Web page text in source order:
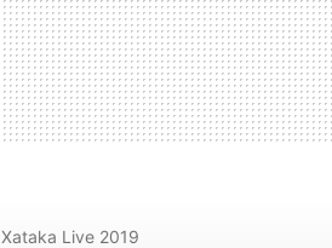
Xataka Live 2019